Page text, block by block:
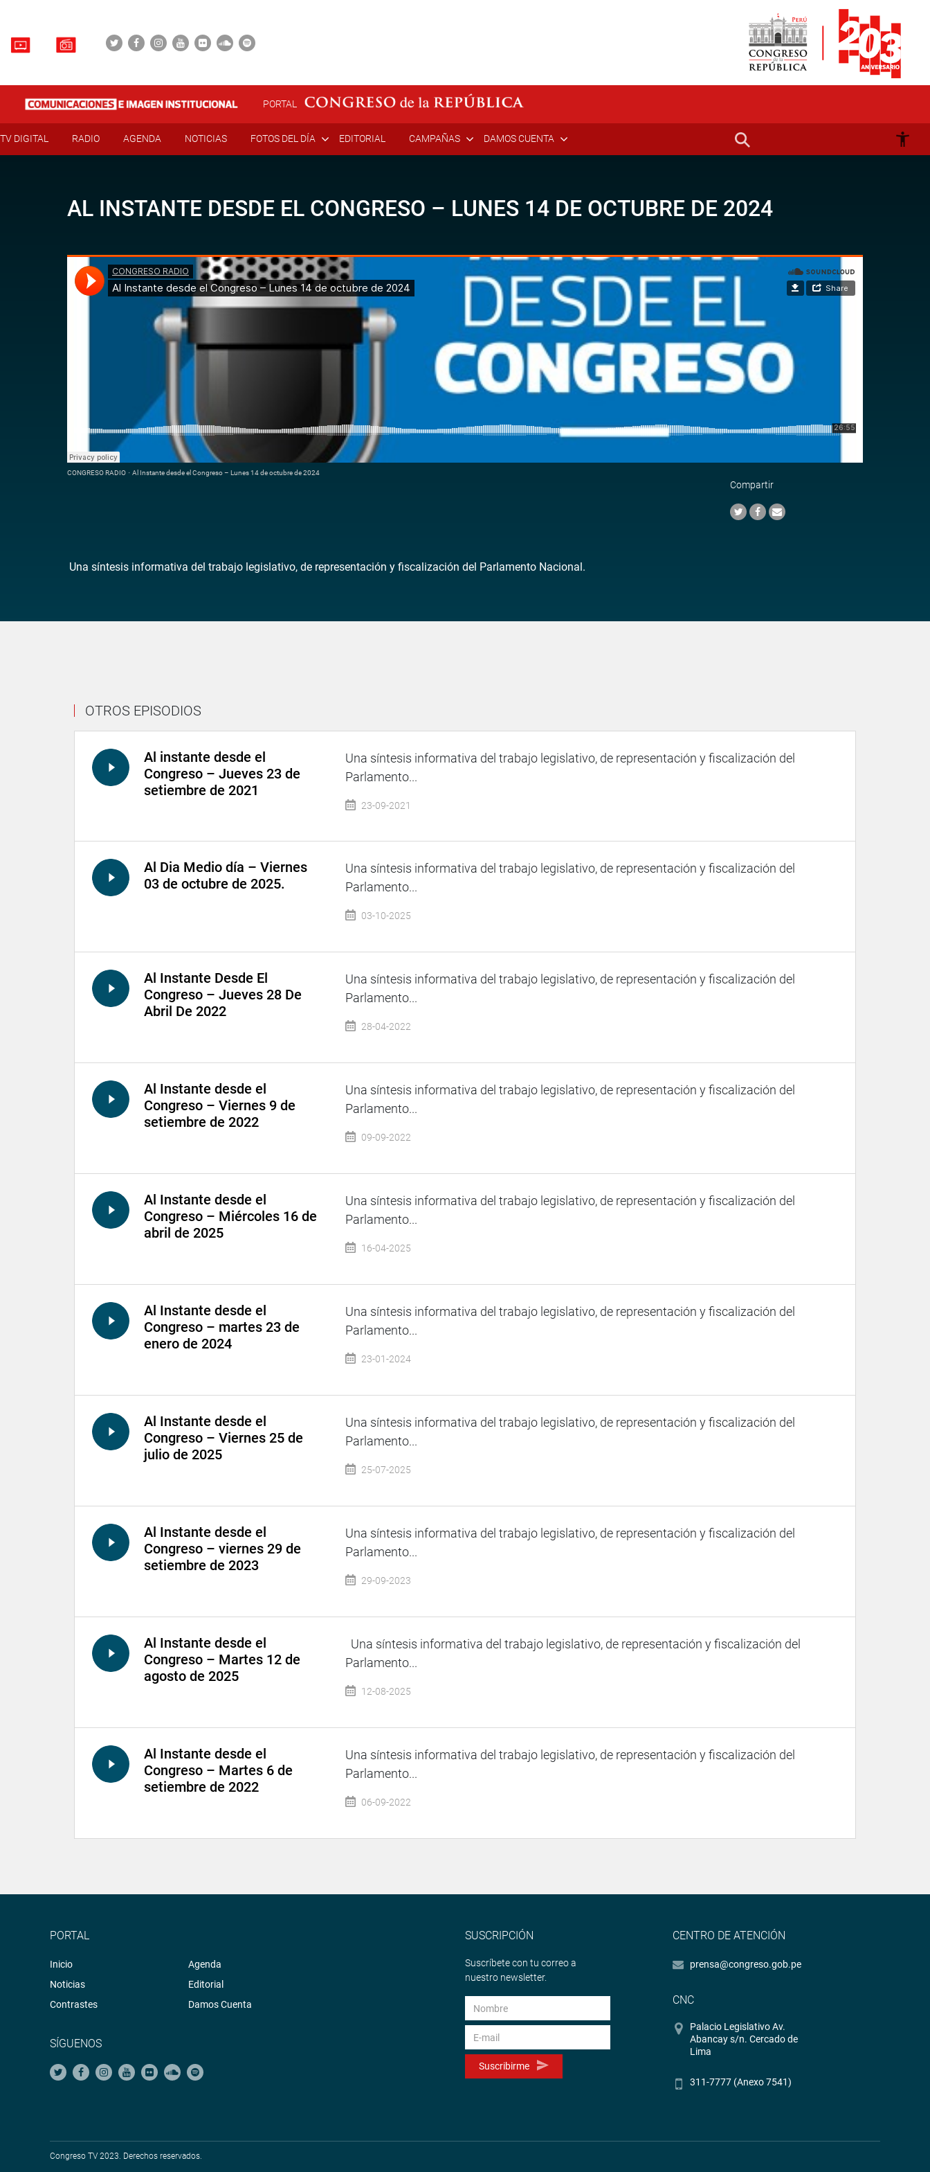
PORTAL
TV DIGITAL RADIO AGENDA NOTICIAS FOTOS DEL DÍA EDITORIAL CAMPAÑAS DAMOS CUENTA
AL INSTANTE DESDE EL CONGRESO – LUNES 14 DE OCTUBRE DE 2024
CONGRESO RADIO · Al Instante desde el Congreso – Lunes 14 de octubre de 2024
Compartir
Una síntesis informativa del trabajo legislativo, de representación y fiscalización del Parlamento Nacional.
OTROS EPISODIOS
Al instante desde el
Congreso – Jueves 23 de
setiembre de 2021
Una síntesis informativa del trabajo legislativo, de representación y fiscalización del
Parlamento...
23-09-2021
Al Dia Medio día – Viernes
03 de octubre de 2025.
Una síntesis informativa del trabajo legislativo, de representación y fiscalización del
Parlamento...
03-10-2025
Al Instante Desde El
Congreso – Jueves 28 De
Abril De 2022
Una síntesis informativa del trabajo legislativo, de representación y fiscalización del
Parlamento...
28-04-2022
Al Instante desde el
Congreso – Viernes 9 de
setiembre de 2022
Una síntesis informativa del trabajo legislativo, de representación y fiscalización del
Parlamento...
09-09-2022
Al Instante desde el
Congreso – Miércoles 16 de
abril de 2025
Una síntesis informativa del trabajo legislativo, de representación y fiscalización del
Parlamento...
16-04-2025
Al Instante desde el
Congreso – martes 23 de
enero de 2024
Una síntesis informativa del trabajo legislativo, de representación y fiscalización del
Parlamento...
23-01-2024
Al Instante desde el
Congreso – Viernes 25 de
julio de 2025
Una síntesis informativa del trabajo legislativo, de representación y fiscalización del
Parlamento...
25-07-2025
Al Instante desde el
Congreso – viernes 29 de
setiembre de 2023
Una síntesis informativa del trabajo legislativo, de representación y fiscalización del
Parlamento...
29-09-2023
Al Instante desde el
Congreso – Martes 12 de
agosto de 2025
Una síntesis informativa del trabajo legislativo, de representación y fiscalización del
Parlamento...
12-08-2025
Al Instante desde el
Congreso – Martes 6 de
setiembre de 2022
Una síntesis informativa del trabajo legislativo, de representación y fiscalización del
Parlamento...
06-09-2022
PORTAL
Inicio
Noticias
Contrastes
Agenda
Editorial
Damos Cuenta
SÍGUENOS
SUSCRIPCIÓN
Suscríbete con tu correo a
nuestro newsletter.
Suscribirme
CENTRO DE ATENCIÓN
prensa@congreso.gob.pe
CNC
Palacio Legislativo Av.
Abancay s/n. Cercado de
Lima
311-7777 (Anexo 7541)
Congreso TV 2023. Derechos reservados.